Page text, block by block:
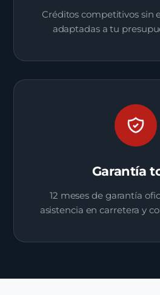
Créditos competitivos sin
adaptadas a tu
Garantía
12 meses de garantía
asistencia en carretera y